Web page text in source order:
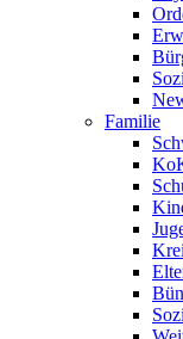
Familie